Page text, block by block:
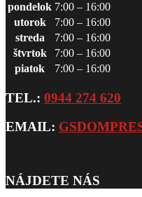
pondelok 7:00 – 16:00
utorok
7:00 – 16:00
streda
7:00 – 16:00
štvrtok
7:00 – 16:00
piatok
7:00 – 16:00
TEL.: 0944 274 620
EMAIL:
NÁJDETE NÁS